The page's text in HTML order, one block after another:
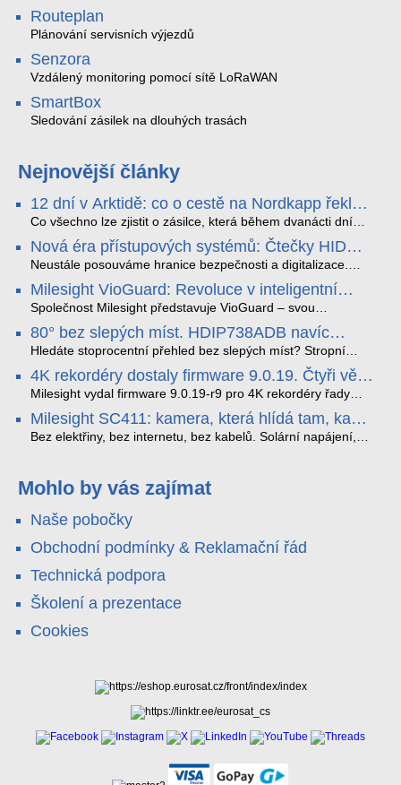
Routeplan
Plánování servisních výjezdů
Senzora
Vzdálený monitoring pomocí sítě LoRaWAN
SmartBox
Sledování zásilek na dlouhých trasách
Nejnovější články
12 dní v Arktidě: co o cestě na Nordkapp řekla
data ze SMARTBOX 2 MAX
Co všechno lze zjistit o zásilce, která během dvanácti dní
projede Arktidou? SMARTBOX 2 MAX jsme vzali na trasu z
Tromsø přes Lofoty, Kirunu a finské Laponsko až na
Nordkapp. Bez jediného dobití, v mrazu až −13 °C a mimo
otřesy i náklon. Výsledkem není jen čára na mapě, ale
podrobný datový příběh celé cesty.
Nová éra přístupových systémů: Čtečky HID
Signo
Neustále posouváme hranice bezpečnosti a digitalizace.
v oblasti kontroly přístupu – moderní a vysoce univerzální
čtečky HID Signo.
Milesight VioGuard: Revoluce v inteligentní
detekci dopravních přestupků
Společnost Milesight představuje VioGuard – svou
dopravních přestupků. Tento systém, poháněný
sofistikovanými algoritmy umělé inteligence (AI), je navržen
tak, aby poskytoval komplexní nástroje pro vymáhání
dopravních předpisů, zvyšoval bezpečnost na silnicích a
optimalizoval plynulost dopravy v moderních městech.
80° bez slepých míst. HDIP738ADB navíc
streamuje na YouTube – bez PC.
Hledáte stoprocentní přehled bez slepých míst? Stropní
panoramatická kamera HDIP738ADB skládá obraz ze dvou
4MP senzorů SONY do jednoho čistého 180° záběru bez
zkreslení. K tomu přidává AI detekci osob a vozidel,
YouTube – bez běžícího počítače.
4K rekordéry dostaly firmware 9.0.19. Čtyři věci,
které musíte vědět.
Milesight vydal firmware 9.0.19-r9 pro 4K rekordéry řady
které vám zjednoduší práci – a jedna z nich vám ušetří
spoustu zbytečných výjezdů k zákazníkům.
Milesight SC411: kamera, která hlídá tam, kam
kabel nedosáhne
Bez elektřiny, bez internetu, bez kabelů. Solární napájení,
váš telefon. Podívejte se na video.
Mohlo by vás zajímat
Naše pobočky
Obchodní podmínky & Reklamační řád
Technická podpora
Školení a prezentace
Cookies